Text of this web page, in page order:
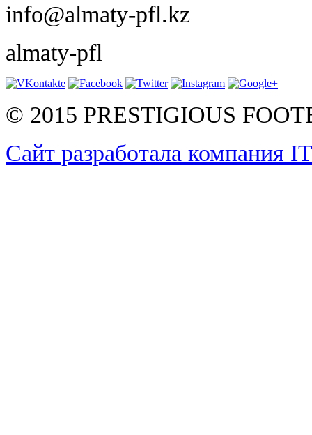
info@almaty-pfl.kz
almaty-pfl
© 2015 PRESTIGIOUS
Сайт разработала компания